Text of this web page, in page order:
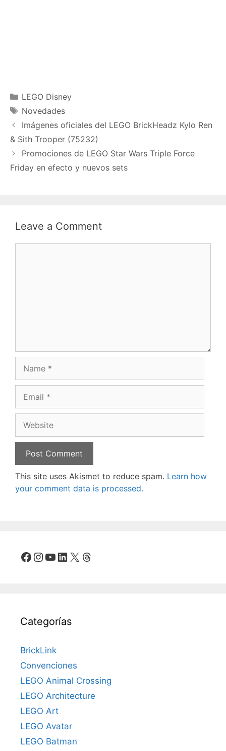
Categories
LEGO Disney
Tags
Novedades
Imágenes oficiales del LEGO BrickHeadz Kylo Ren
& Sith Trooper (75232)
Promociones de LEGO Star Wars Triple Force
Friday en efecto y nuevos sets
Leave a Comment
This site uses Akismet to reduce spam. Learn how
your comment data is processed.
Facebook
Instagram
YouTube
LinkedIn
X Threads
Categorías
BrickLink
Convenciones
LEGO Animal Crossing
LEGO Architecture
LEGO Art
LEGO Avatar
LEGO Batman